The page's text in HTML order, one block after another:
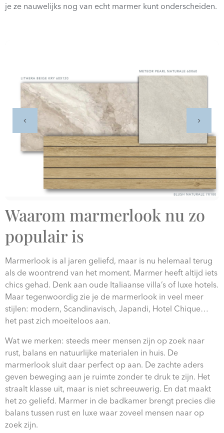
je ze nauwelijks nog van echt marmer kunt onderscheiden.
De kracht van contrast: marmer, houtlook en effen
tegels in één ruimte zorgen voor een spannend spel
van luxe, warmte en rust
‹ ›
Waarom marmerlook nu zo
populair is
Marmerlook is al jaren geliefd, maar is nu helemaal terug
als de woontrend van het moment. Marmer heeft altijd iets
chics gehad. Denk aan oude Italiaanse villa’s of luxe hotels.
Maar tegenwoordig zie je de marmerlook in veel meer
stijlen: modern, Scandinavisch, Japandi, Hotel Chique…
het past zich moeiteloos aan.
Wat we merken: steeds meer mensen zijn op zoek naar
rust, balans en natuurlijke materialen in huis. De
marmerlook sluit daar perfect op aan. De zachte aders
geven beweging aan je ruimte zonder te druk te zijn. Het
straalt klasse uit, maar is niet schreeuwerig. En dat maakt
het zo geliefd. Marmer in de badkamer brengt precies die
balans tussen rust en luxe waar zoveel mensen naar op
zoek zijn.